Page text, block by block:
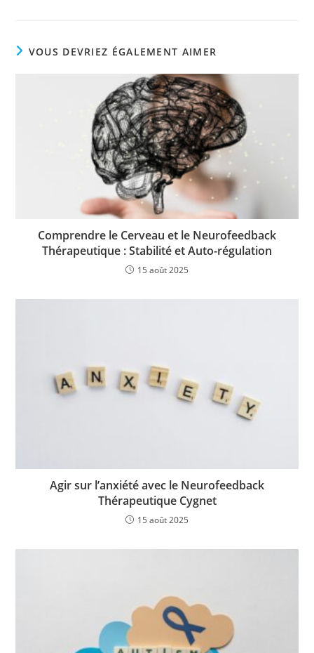
VOUS DEVRIEZ ÉGALEMENT AIMER
Comprendre le Cerveau et le Neurofeedback
Thérapeutique : Stabilité et Auto-régulation
15 août 2025
Agir sur l’anxiété avec le Neurofeedback
Thérapeutique Cygnet
15 août 2025